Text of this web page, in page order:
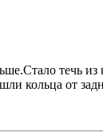
течь из
кольца от